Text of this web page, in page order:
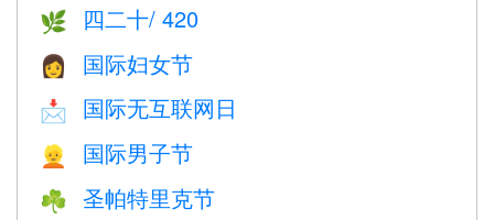
🌿 四二十/ 420
👩 国际妇女节
📩 国际无互联网日
👱 国际男子节
☘️ 圣帕特里克节